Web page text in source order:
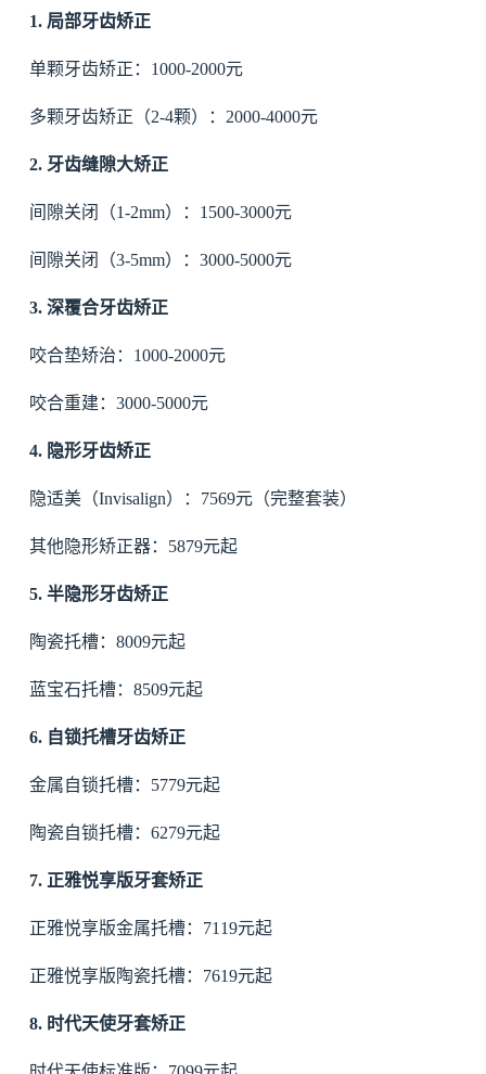
1. 局部牙齿矫正
单颗牙齿矫正：1000-2000元
多颗牙齿矫正（2-4颗）：2000-4000元
2. 牙齿缝隙大矫正
间隙关闭（1-2mm）：1500-3000元
间隙关闭（3-5mm）：3000-5000元
3. 深覆合牙齿矫正
咬合垫矫治：1000-2000元
咬合重建：3000-5000元
4. 隐形牙齿矫正
隐适美（Invisalign）：7569元（完整套装）
其他隐形矫正器：5879元起
5. 半隐形牙齿矫正
陶瓷托槽：8009元起
蓝宝石托槽：8509元起
6. 自锁托槽牙齿矫正
金属自锁托槽：5779元起
陶瓷自锁托槽：6279元起
7. 正雅悦享版牙套矫正
正雅悦享版金属托槽：7119元起
正雅悦享版陶瓷托槽：7619元起
8. 时代天使牙套矫正